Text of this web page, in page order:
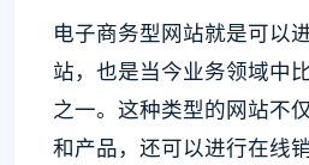
电子商务型网站就是可以
站，也是当今业务领域中
之一。这种类型的网站不
和产品，还可以进行在线